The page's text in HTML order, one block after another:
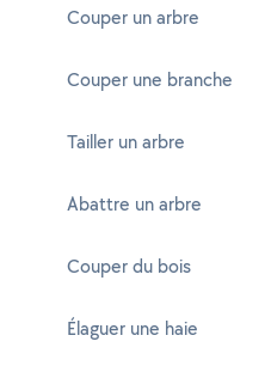
Couper un arbre
Couper une branche
Tailler un arbre
Abattre un arbre
Couper du bois
Élaguer une haie